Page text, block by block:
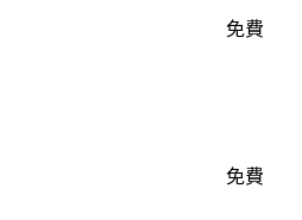
免費
免費